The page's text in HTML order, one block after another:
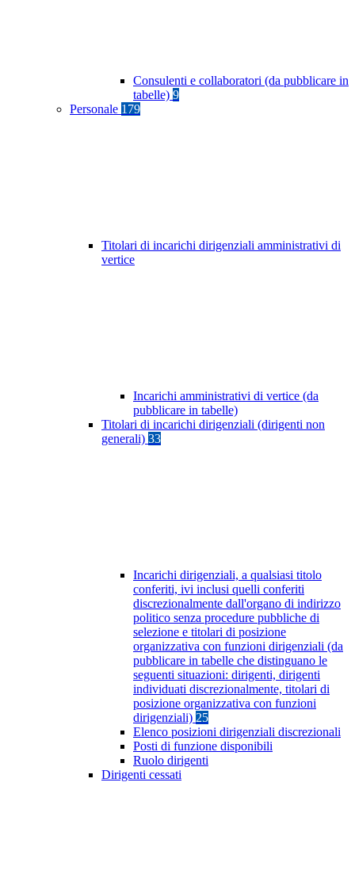
Consulenti e collaboratori (da pubblicare in
tabelle) 9
Personale 179
Titolari di incarichi dirigenziali amministrativi di
vertice
Incarichi amministrativi di vertice (da
pubblicare in tabelle)
Titolari di incarichi dirigenziali (dirigenti non
generali) 33
Incarichi dirigenziali, a qualsiasi titolo
conferiti, ivi inclusi quelli conferiti
discrezionalmente dall'organo di indirizzo
politico senza procedure pubbliche di
selezione e titolari di posizione
organizzativa con funzioni dirigenziali (da
pubblicare in tabelle che distinguano le
seguenti situazioni: dirigenti, dirigenti
individuati discrezionalmente, titolari di
posizione organizzativa con funzioni
dirigenziali) 25
Elenco posizioni dirigenziali discrezionali
Posti di funzione disponibili
Ruolo dirigenti
Dirigenti cessati